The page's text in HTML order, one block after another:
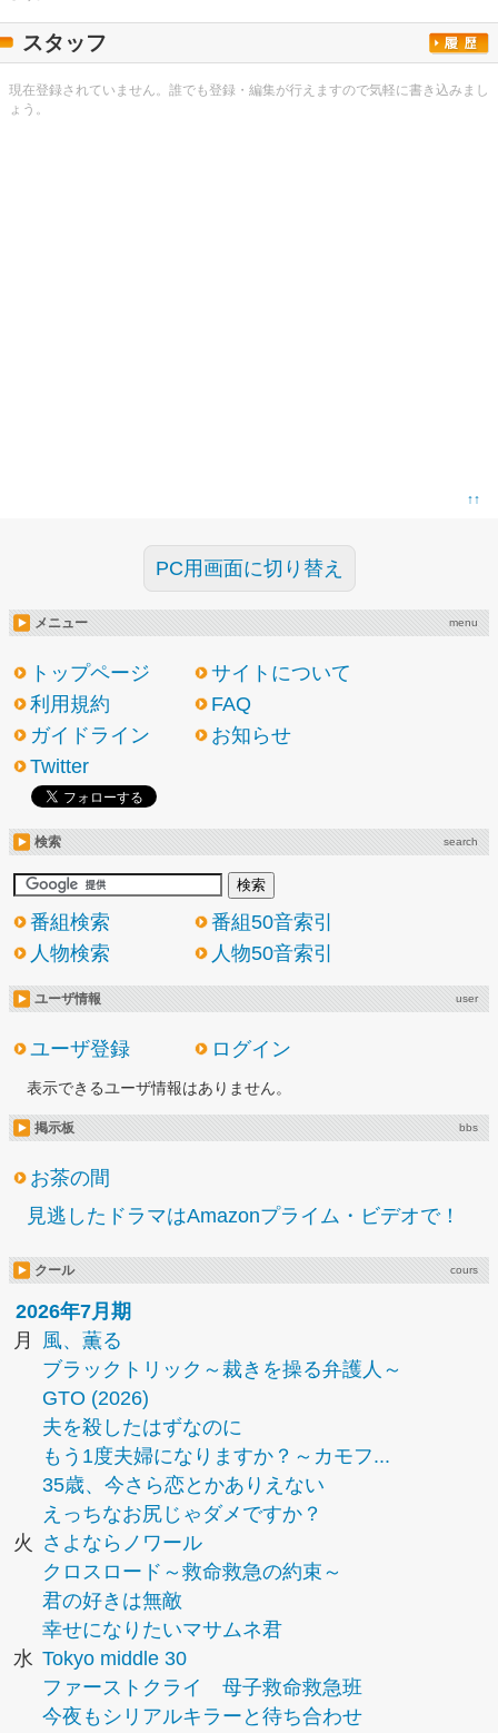
スタッフ
現在登録されていません。誰でも登録・編集が行えますので気軽に書き込みまし
ょう。
↑↑
PC用画面に切り替え
メニュー menu
トップページ
サイトについて
利用規約
FAQ
ガイドライン
お知らせ
Twitter
検索 search
番組検索
番組50音索引
人物検索
人物50音索引
ユーザ情報 user
ユーザ登録 ログイン
表示できるユーザ情報はありません。
掲示板 bbs
お茶の間
見逃したドラマはAmazonプライム・ビデオで！
クール cours
2026年7月期
月
風、薫る
ブラックトリック～裁きを操る弁護人～
GTO (2026)
夫を殺したはずなのに
もう1度夫婦になりますか？～カモフ...
35歳、今さら恋とかありえない
えっちなお尻じゃダメですか？
火
さよならノワール
クロスロード～救命救急の約束～
君の好きは無敵
幸せになりたいマサムネ君
水 Tokyo middle 30
ファーストクライ 母子救命救急班
今夜もシリアルキラーと待ち合わせ